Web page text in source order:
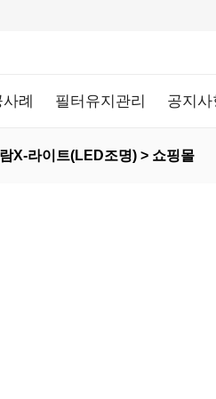
례 필터유지관리 공지사
X-라이트(LED조명) > 쇼핑몰